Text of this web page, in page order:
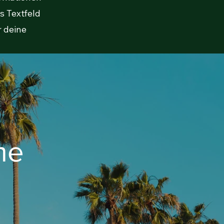
Textfeld
deine